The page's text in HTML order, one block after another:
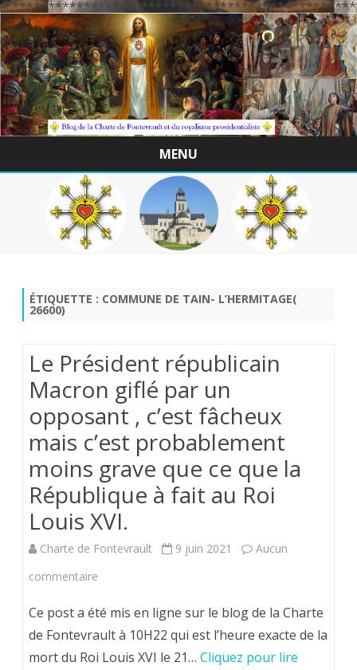
/
MENU
Skip
to
content
ÉTIQUETTE : COMMUNE DE TAIN- L’HERMITAGE(
26600)
Le Président républicain
Macron giflé par un
opposant , c’est fâcheux
mais c’est probablement
moins grave que ce que la
République à fait au Roi
Louis XVI.
Charte de Fontevrault 9 juin 2021
Aucun
commentaire
Président
républicain
Ce post a été mis en ligne sur le blog de la Charte
de Fontevrault à 10H22 qui est l’heure exacte de la
mort du Roi Louis XVI le 21… Cliquez pour lire